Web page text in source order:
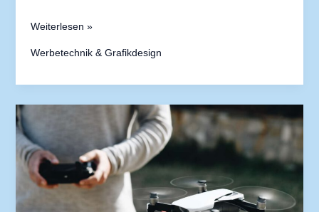
Weiterlesen »
Werbetechnik & Grafikdesign
Identity:
Der
Schlüssel
zu